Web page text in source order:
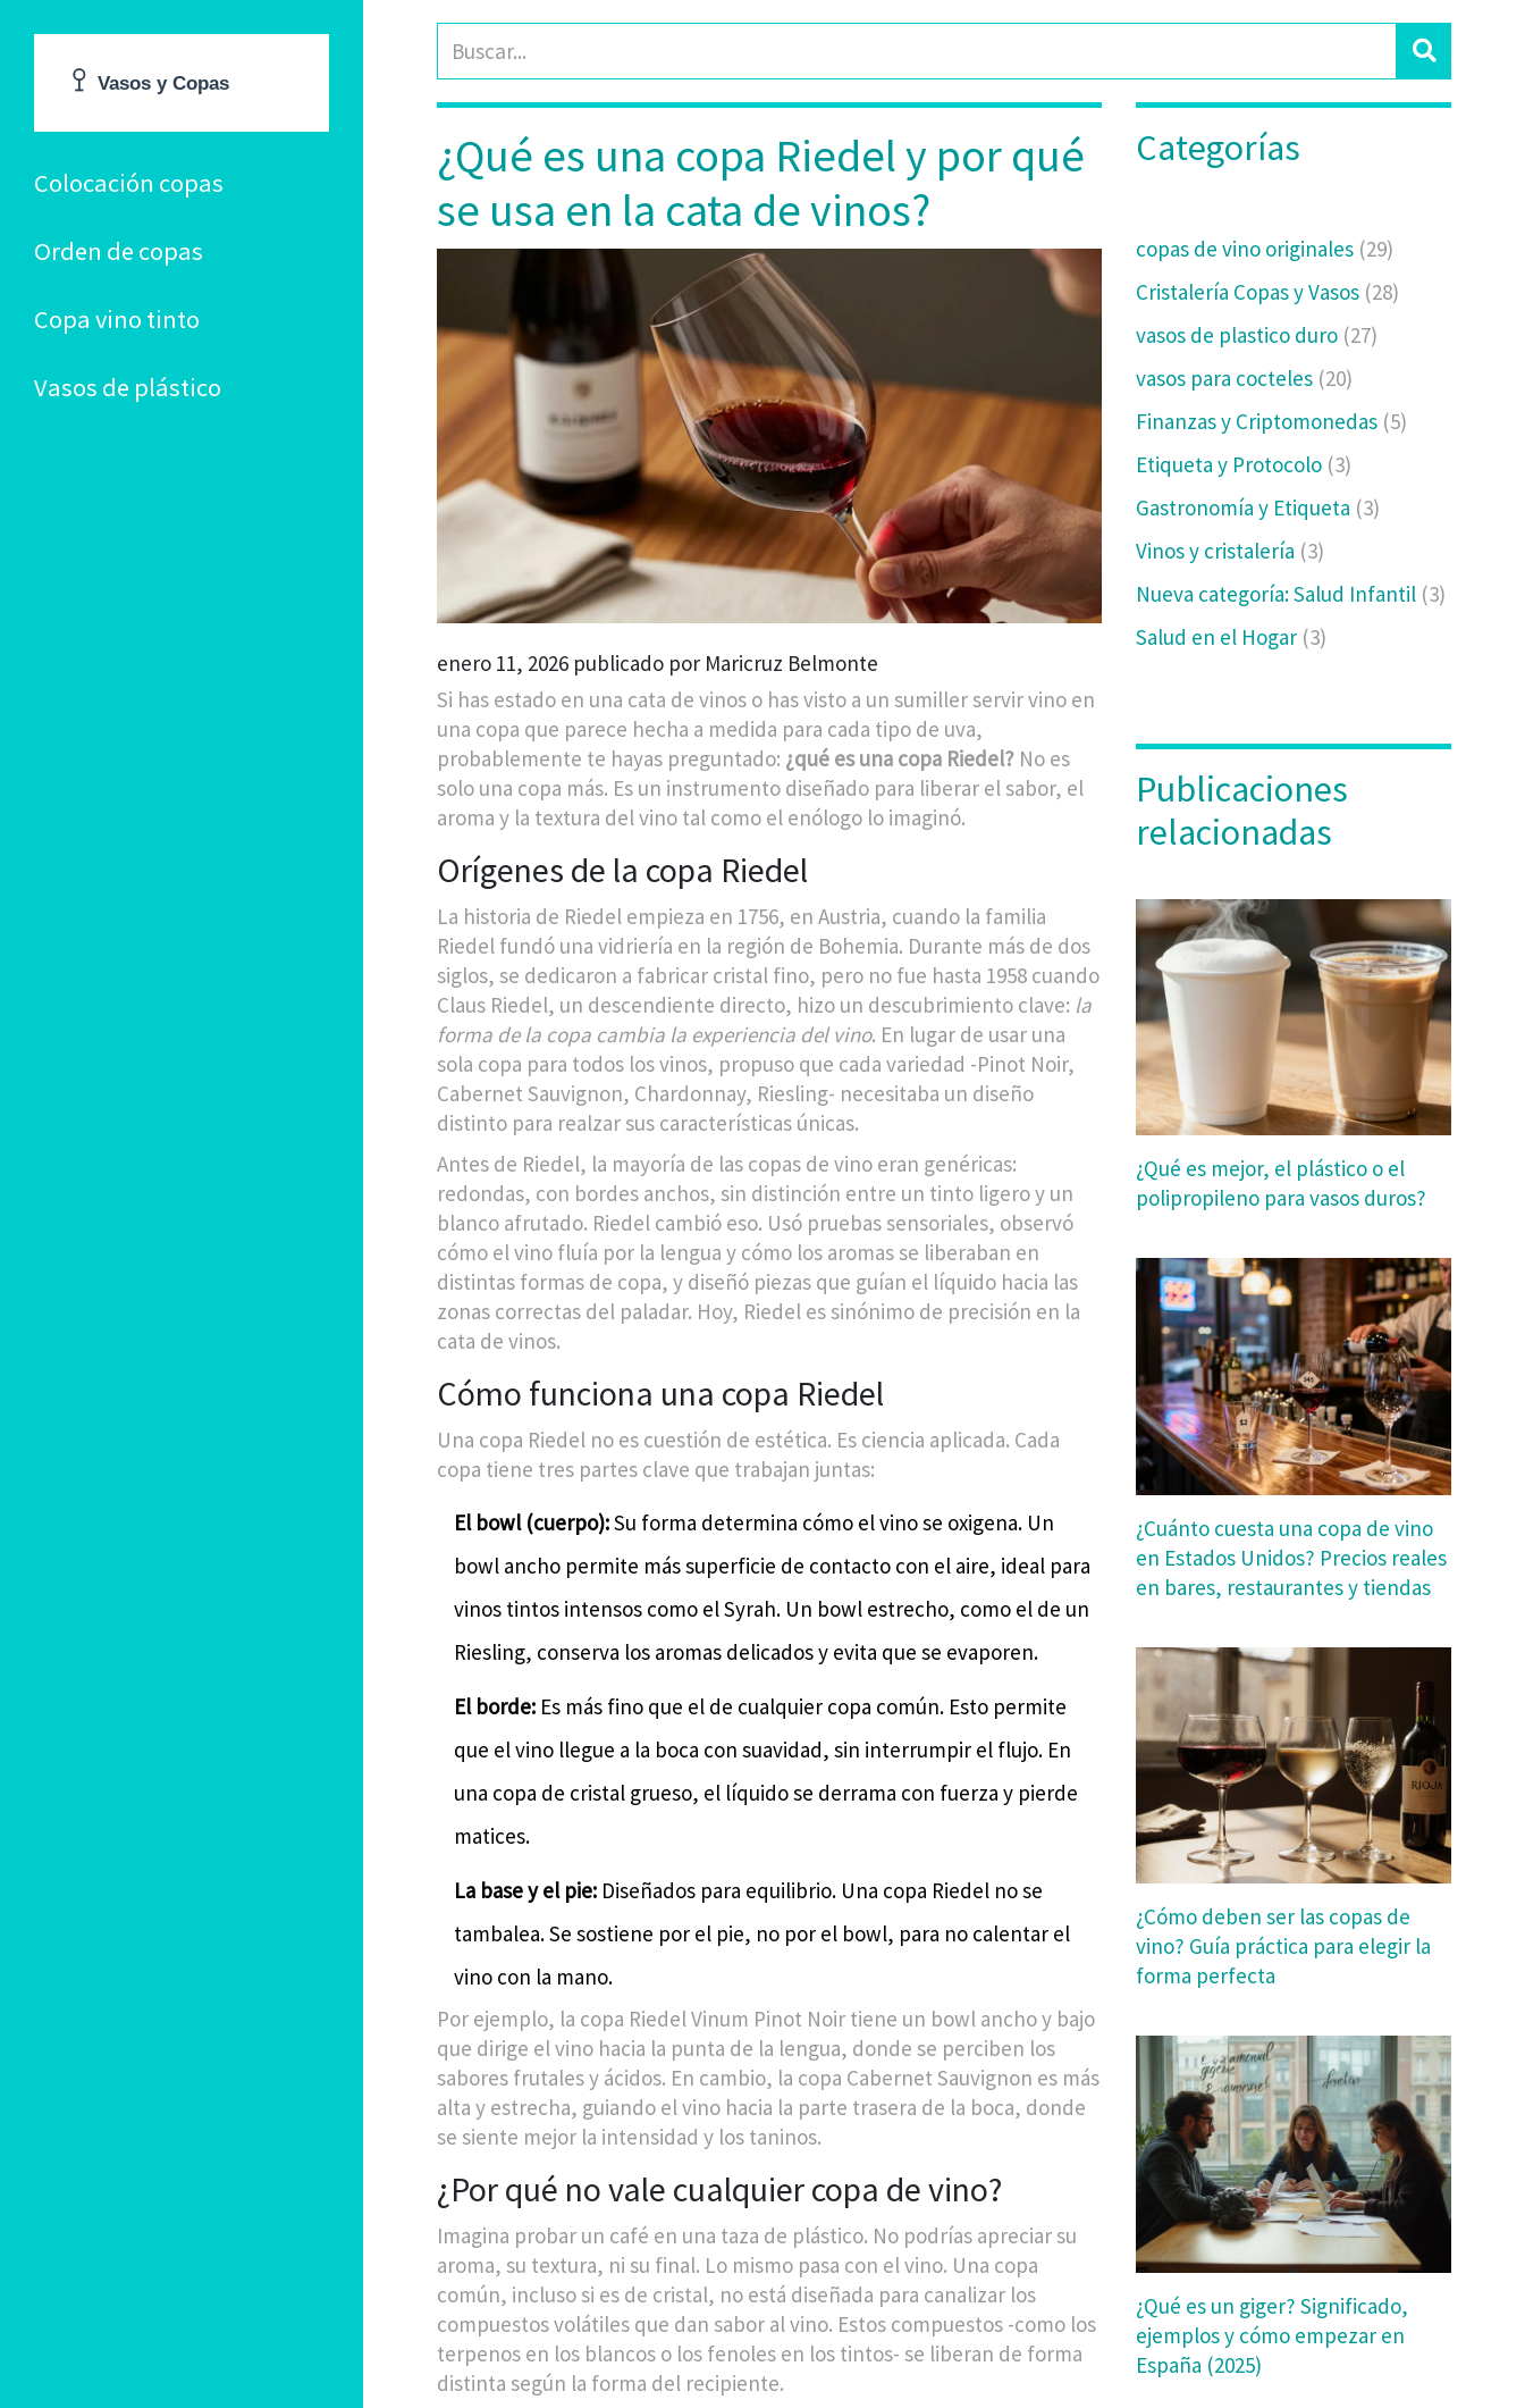
Colocación copas
Orden de copas
Copa vino tinto
Vasos de plástico
¿Qué es una copa Riedel y por qué
se usa en la cata de vinos?
enero 11, 2026 publicado por Maricruz Belmonte
Si has estado en una cata de vinos o has visto a un sumiller servir vino en
una copa que parece hecha a medida para cada tipo de uva,
probablemente te hayas preguntado: ¿qué es una copa Riedel? No es
solo una copa más. Es un instrumento diseñado para liberar el sabor, el
aroma y la textura del vino tal como el enólogo lo imaginó.
Orígenes de la copa Riedel
La historia de Riedel empieza en 1756, en Austria, cuando la familia
Riedel fundó una vidriería en la región de Bohemia. Durante más de dos
siglos, se dedicaron a fabricar cristal fino, pero no fue hasta 1958 cuando
Claus Riedel, un descendiente directo, hizo un descubrimiento clave: la
forma de la copa cambia la experiencia del vino. En lugar de usar una
sola copa para todos los vinos, propuso que cada variedad -Pinot Noir,
Cabernet Sauvignon, Chardonnay, Riesling- necesitaba un diseño
distinto para realzar sus características únicas.
Antes de Riedel, la mayoría de las copas de vino eran genéricas:
redondas, con bordes anchos, sin distinción entre un tinto ligero y un
blanco afrutado. Riedel cambió eso. Usó pruebas sensoriales, observó
cómo el vino fluía por la lengua y cómo los aromas se liberaban en
distintas formas de copa, y diseñó piezas que guían el líquido hacia las
zonas correctas del paladar. Hoy, Riedel es sinónimo de precisión en la
cata de vinos.
Cómo funciona una copa Riedel
Una copa Riedel no es cuestión de estética. Es ciencia aplicada. Cada
copa tiene tres partes clave que trabajan juntas:
El bowl (cuerpo):Su forma determina cómo el vino se oxigena. Un
bowl ancho permite más superficie de contacto con el aire, ideal para
vinos tintos intensos como el Syrah. Un bowl estrecho, como el de un
Riesling, conserva los aromas delicados y evita que se evaporen.
El borde: Es más fino que el de cualquier copa común. Esto permite
que el vino llegue a la boca con suavidad, sin interrumpir el flujo. En
una copa de cristal grueso, el líquido se derrama con fuerza y pierde
matices.
La base y el pie: Diseñados para equilibrio. Una copa Riedel no se
tambalea. Se sostiene por el pie, no por el bowl, para no calentar el
vino con la mano.
Por ejemplo, la copa Riedel Vinum Pinot Noir tiene un bowl ancho y bajo
que dirige el vino hacia la punta de la lengua, donde se perciben los
sabores frutales y ácidos. En cambio, la copa Cabernet Sauvignon es más
alta y estrecha, guiando el vino hacia la parte trasera de la boca, donde
se siente mejor la intensidad y los taninos.
¿Por qué no vale cualquier copa de vino?
Imagina probar un café en una taza de plástico. No podrías apreciar su
aroma, su textura, ni su final. Lo mismo pasa con el vino. Una copa
común, incluso si es de cristal, no está diseñada para canalizar los
compuestos volátiles que dan sabor al vino. Estos compuestos -como los
terpenos en los blancos o los fenoles en los tintos- se liberan de forma
distinta según la forma del recipiente.
Categorías
copas de vino originales (29)
Cristalería Copas y Vasos (28)
vasos de plastico duro (27)
vasos para cocteles (20)
Finanzas y Criptomonedas (5)
Etiqueta y Protocolo (3)
Gastronomía y Etiqueta (3)
Vinos y cristalería (3)
Nueva categoría: Salud Infantil (3)
Salud en el Hogar (3)
Publicaciones
relacionadas
¿Qué es mejor, el plástico o el
polipropileno para vasos duros?
¿Cuánto cuesta una copa de vino
en Estados Unidos? Precios reales
en bares, restaurantes y tiendas
¿Cómo deben ser las copas de
vino? Guía práctica para elegir la
forma perfecta
¿Qué es un giger? Significado,
ejemplos y cómo empezar en
España (2025)